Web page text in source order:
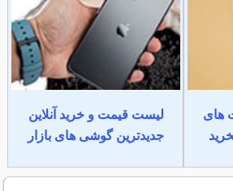
های
لیست قیمت و خرید آنلاین
جدیدترین گوشی های بازار